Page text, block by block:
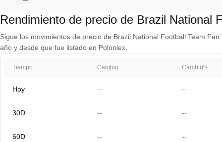
Rendimiento de precio de Brazil National
Sigue los movimientos de precio de Brazil National Football Team
año y desde que fue listado en Poloniex.
Tiempo Cambio Cambio%
Hoy -- --
30D -- --
60D -- --